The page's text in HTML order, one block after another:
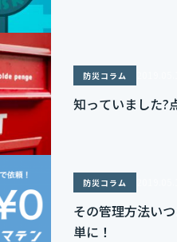
防災コラム
知っていました?
防災コラム
その管理方法い
単に！